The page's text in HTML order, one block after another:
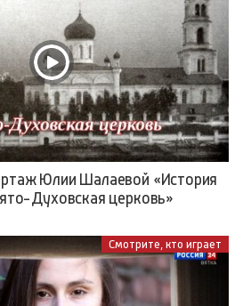
Юлии Шалаевой «История
Духовская церковь»
Смотрите, кто играет